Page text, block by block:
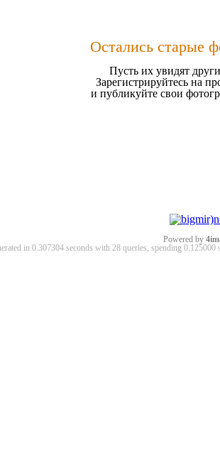
Остались старые
Пусть их увидят
Зарегистрируйтесь на
и публикуйте свои
Powered by
in 0.307304 seconds with 28 queries, spending